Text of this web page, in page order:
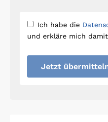
Ich habe die
und erkläre mich
Jetzt